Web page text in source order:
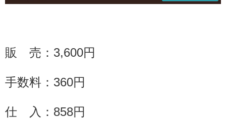
販 売： 3,600円
手数料： 360円
仕 入：858円